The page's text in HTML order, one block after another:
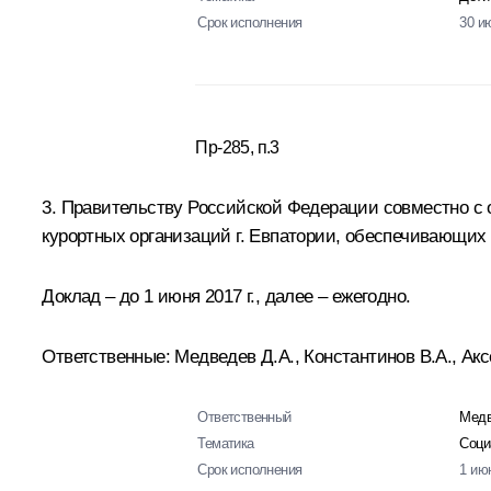
Срок исполнения
30
Пр-285, п.3
3. Правительству Российской Федерации совместно
курортных организаций г. Евпатории,
Доклад – до 1 июня 2017 г., далее – ежегодно.
Ответственные: Медведев Д.А., Константинов В.А.,
Ответственный
Тематика
Срок исполнения
1